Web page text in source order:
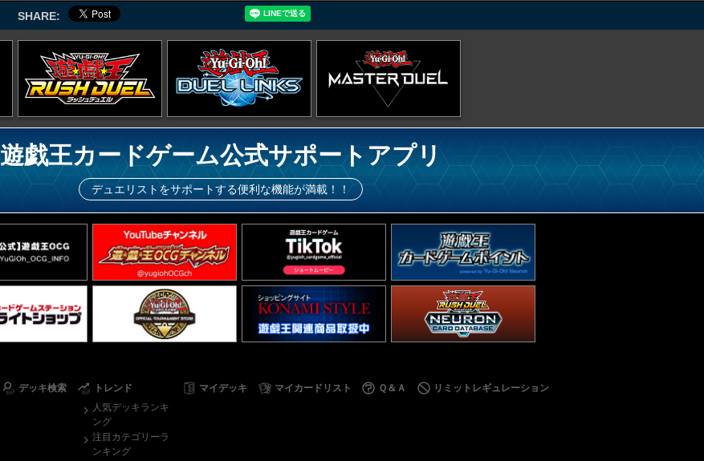
SHARE:
遊戯王カードゲーム公式サポートアプリ
デュエリストをサポートする便利な機能が満載！！
デッキ検索
トレンド
人気デッキランキ
ング
注目カテゴリーラ
ンキング
マイデッキ マイカードリスト Ｑ＆Ａ リミットレギュレーション